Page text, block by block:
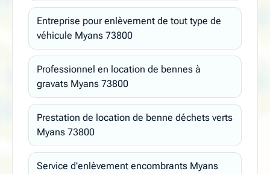
Entreprise pour enlèvement de tout type de
véhicule Myans 73800
Professionnel en location de bennes à
gravats Myans 73800
Prestation de location de benne déchets verts
Myans 73800
Service d'enlèvement encombrants Myans